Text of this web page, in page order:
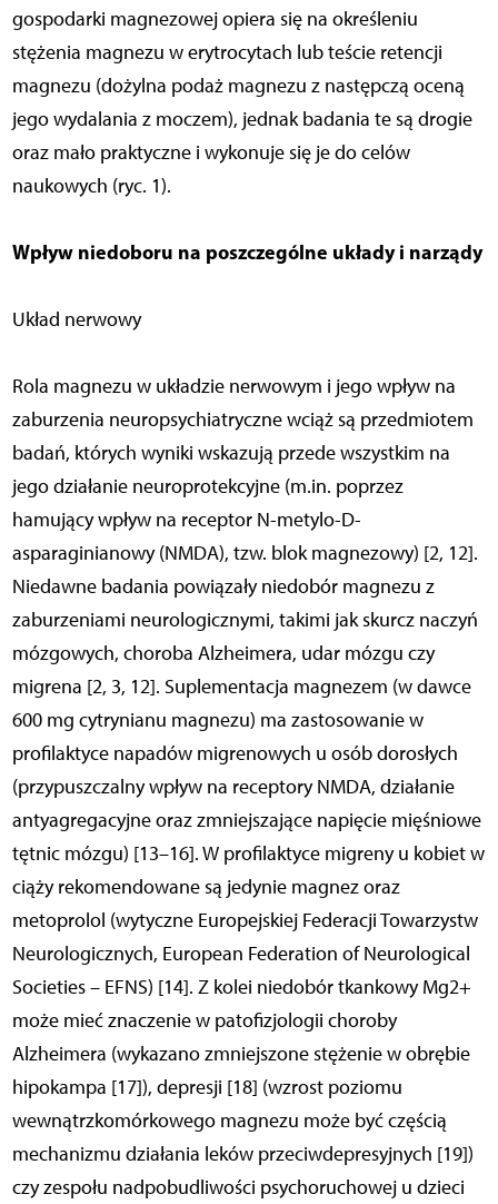
gospodarki magnezowej opiera się na określeniu
stężenia magnezu w erytrocytach lub teście retencji
magnezu (dożylna podaż magnezu z następczą oceną
jego wydalania z moczem), jednak badania te są drogie
oraz mało praktyczne i wykonuje się je do celów
naukowych (ryc. 1).
Wpływ niedoboru na poszczególne układy i narządy
Układ nerwowy
Rola magnezu w układzie nerwowym i jego wpływ na
zaburzenia neuropsychiatryczne wciąż są przedmiotem
badań, których wyniki wskazują przede wszystkim na
jego działanie neuroprotekcyjne (m.in. poprzez
hamujący wpływ na receptor N-metylo-D-
asparaginianowy (NMDA), tzw. blok magnezowy) [2, 12].
Niedawne badania powiązały niedobór magnezu z
zaburzeniami neurologicznymi, takimi jak skurcz naczyń
mózgowych, choroba Alzheimera, udar mózgu czy
migrena [2, 3, 12]. Suplementacja magnezem (w dawce
600 mg cytrynianu magnezu) ma zastosowanie w
profilaktyce napadów migrenowych u osób dorosłych
(przypuszczalny wpływ na receptory NMDA, działanie
antyagregacyjne oraz zmniejszające napięcie mięś­niowe
tętnic mózgu) [13–16]. W profilaktyce migreny u kobiet w
ciąży rekomendowane są jedynie magnez oraz
metoprolol (wytyczne Europejskiej Federacji Towarzystw
Neurologicznych, European Federation of Neurological
Societies – EFNS) [14]. Z kolei niedobór tkankowy Mg2+
może mieć znaczenie w patofizjologii choroby
Alzheimera (wykazano zmniejszone stężenie w obrębie
hipokampa [17]), depresji [18] (wzrost poziomu
wewnątrzkomórkowego magnezu może być częścią
mechanizmu działania leków przeciwdepresyjnych [19])
czy zespołu nadpobudliwości psychoruchowej u dzieci